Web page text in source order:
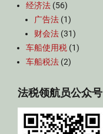
经济法 (56)
广告法 (1)
财会法 (31)
车船使用税 (1)
车船税法 (2)
法税领航员公众号